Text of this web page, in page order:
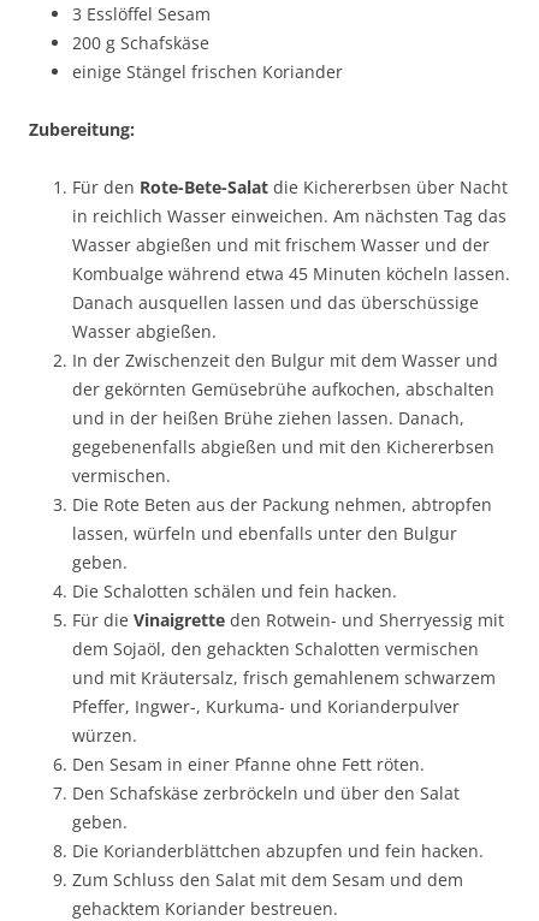
3 Esslöffel Sesam
200 g Schafskäse
einige Stängel frischen Koriander
Zubereitung:
Für den Rote-Bete-Salat die Kichererbsen über Nacht
in reichlich Wasser einweichen. Am nächsten Tag das
Wasser abgießen und mit frischem Wasser und der
Kombualge während etwa 45 Minuten köcheln lassen.
Danach ausquellen lassen und das überschüssige
Wasser abgießen.
In der Zwischenzeit den Bulgur mit dem Wasser und
der gekörnten Gemüsebrühe aufkochen, abschalten
und in der heißen Brühe ziehen lassen. Danach,
gegebenenfalls abgießen und mit den Kichererbsen
vermischen.
Die Rote Beten aus der Packung nehmen, abtropfen
lassen, würfeln und ebenfalls unter den Bulgur
geben.
Die Schalotten schälen und fein hacken.
Für die Vinaigrette den Rotwein- und Sherryessig mit
dem Sojaöl, den gehackten Schalotten vermischen
und mit Kräutersalz, frisch gemahlenem schwarzem
Pfeffer, Ingwer-, Kurkuma- und Korianderpulver
würzen.
Den Sesam in einer Pfanne ohne Fett röten.
Den Schafskäse zerbröckeln und über den Salat
geben.
Die Korianderblättchen abzupfen und fein hacken.
Zum Schluss den Salat mit dem Sesam und dem
gehacktem Koriander bestreuen.